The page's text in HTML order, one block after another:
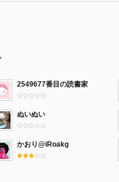
2549677番目の読書家
ぬいぬい
かおり@iRoakg